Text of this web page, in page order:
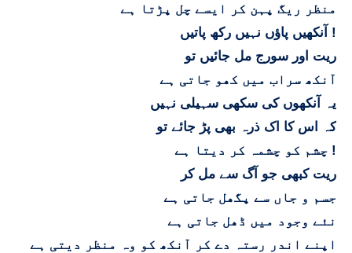
منظر ریگ پہن کر ایسے چل پڑتا ہے
آنکھیں پاؤں نہیں رکھ پاتیں !
ریت اور سورج مل جائیں تو
آنکھ سراب میں کھو جاتی ہے
یہ آنکھوں کی سکھی سہیلی نہیں
کہ اس کا اک ذرہ بھی پڑ جائے تو
چشم کو چشمہ کر دیتا ہے !
ریت کبھی جو آگ سے مل کر
جسم و جاں سے پگھل جاتی ہے
نئے وجود میں ڈھل جاتی ہے
اپنے اندر رستہ دے کر آنکھ کو وہ منظر دیتی ہے